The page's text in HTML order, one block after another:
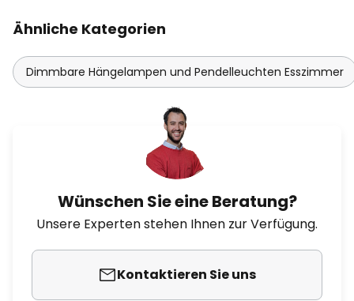
Ähnliche Kategorien
Dimmbare Hängelampen und Pendelleuchten Esszimmer
Wünschen Sie eine Beratung?
Unsere Experten stehen Ihnen zur Verfügung.
Kontaktieren Sie uns